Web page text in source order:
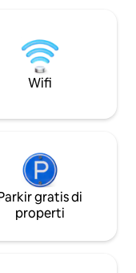
clearance; atau
menjemput Anda
membawa Anda.
kami dan
Wifi
gratis di
properti